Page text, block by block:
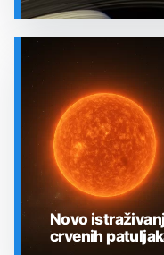
SVEMIR
Novo
crvenih